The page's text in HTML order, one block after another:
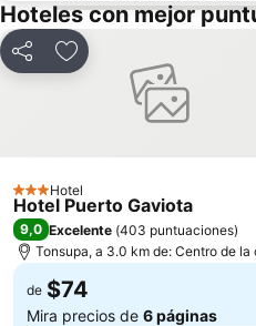
Hoteles con mejor
CompartirAgregar a favoritos
3 Estrellas
Hotel
Hotel Puerto Gaviota
9,0 Excelente (403 puntuaciones)
Tonsupa, a 3.0 km de: Centro de la
de $74
Mira precios de 6 páginas